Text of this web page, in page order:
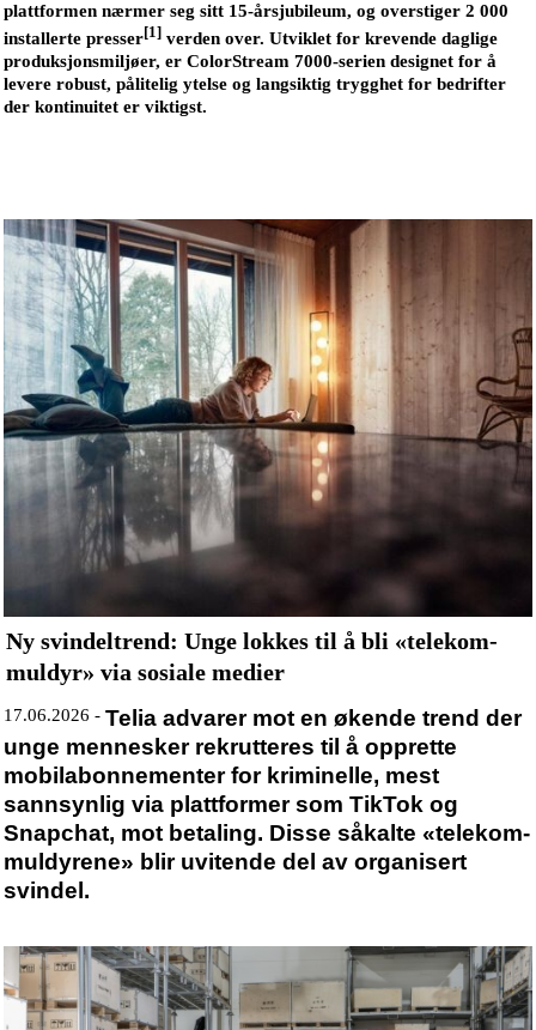
plattformen nærmer seg sitt 15-årsjubileum, og overstiger 2 000
installerte presser[1] verden over. Utviklet for krevende daglige
produksjonsmiljøer, er ColorStream 7000-serien designet for å
levere robust, pålitelig ytelse og langsiktig trygghet for bedrifter
der kontinuitet er viktigst.
Ny svindeltrend: Unge lokkes til å bli «telekom-
muldyr» via sosiale medier
17.06.2026 - Telia advarer mot en økende trend der
unge mennesker rekrutteres til å opprette
mobilabonnementer for kriminelle, mest
sannsynlig via plattformer som TikTok og
Snapchat, mot betaling. Disse såkalte «telekom-
muldyrene» blir uvitende del av organisert
svindel.